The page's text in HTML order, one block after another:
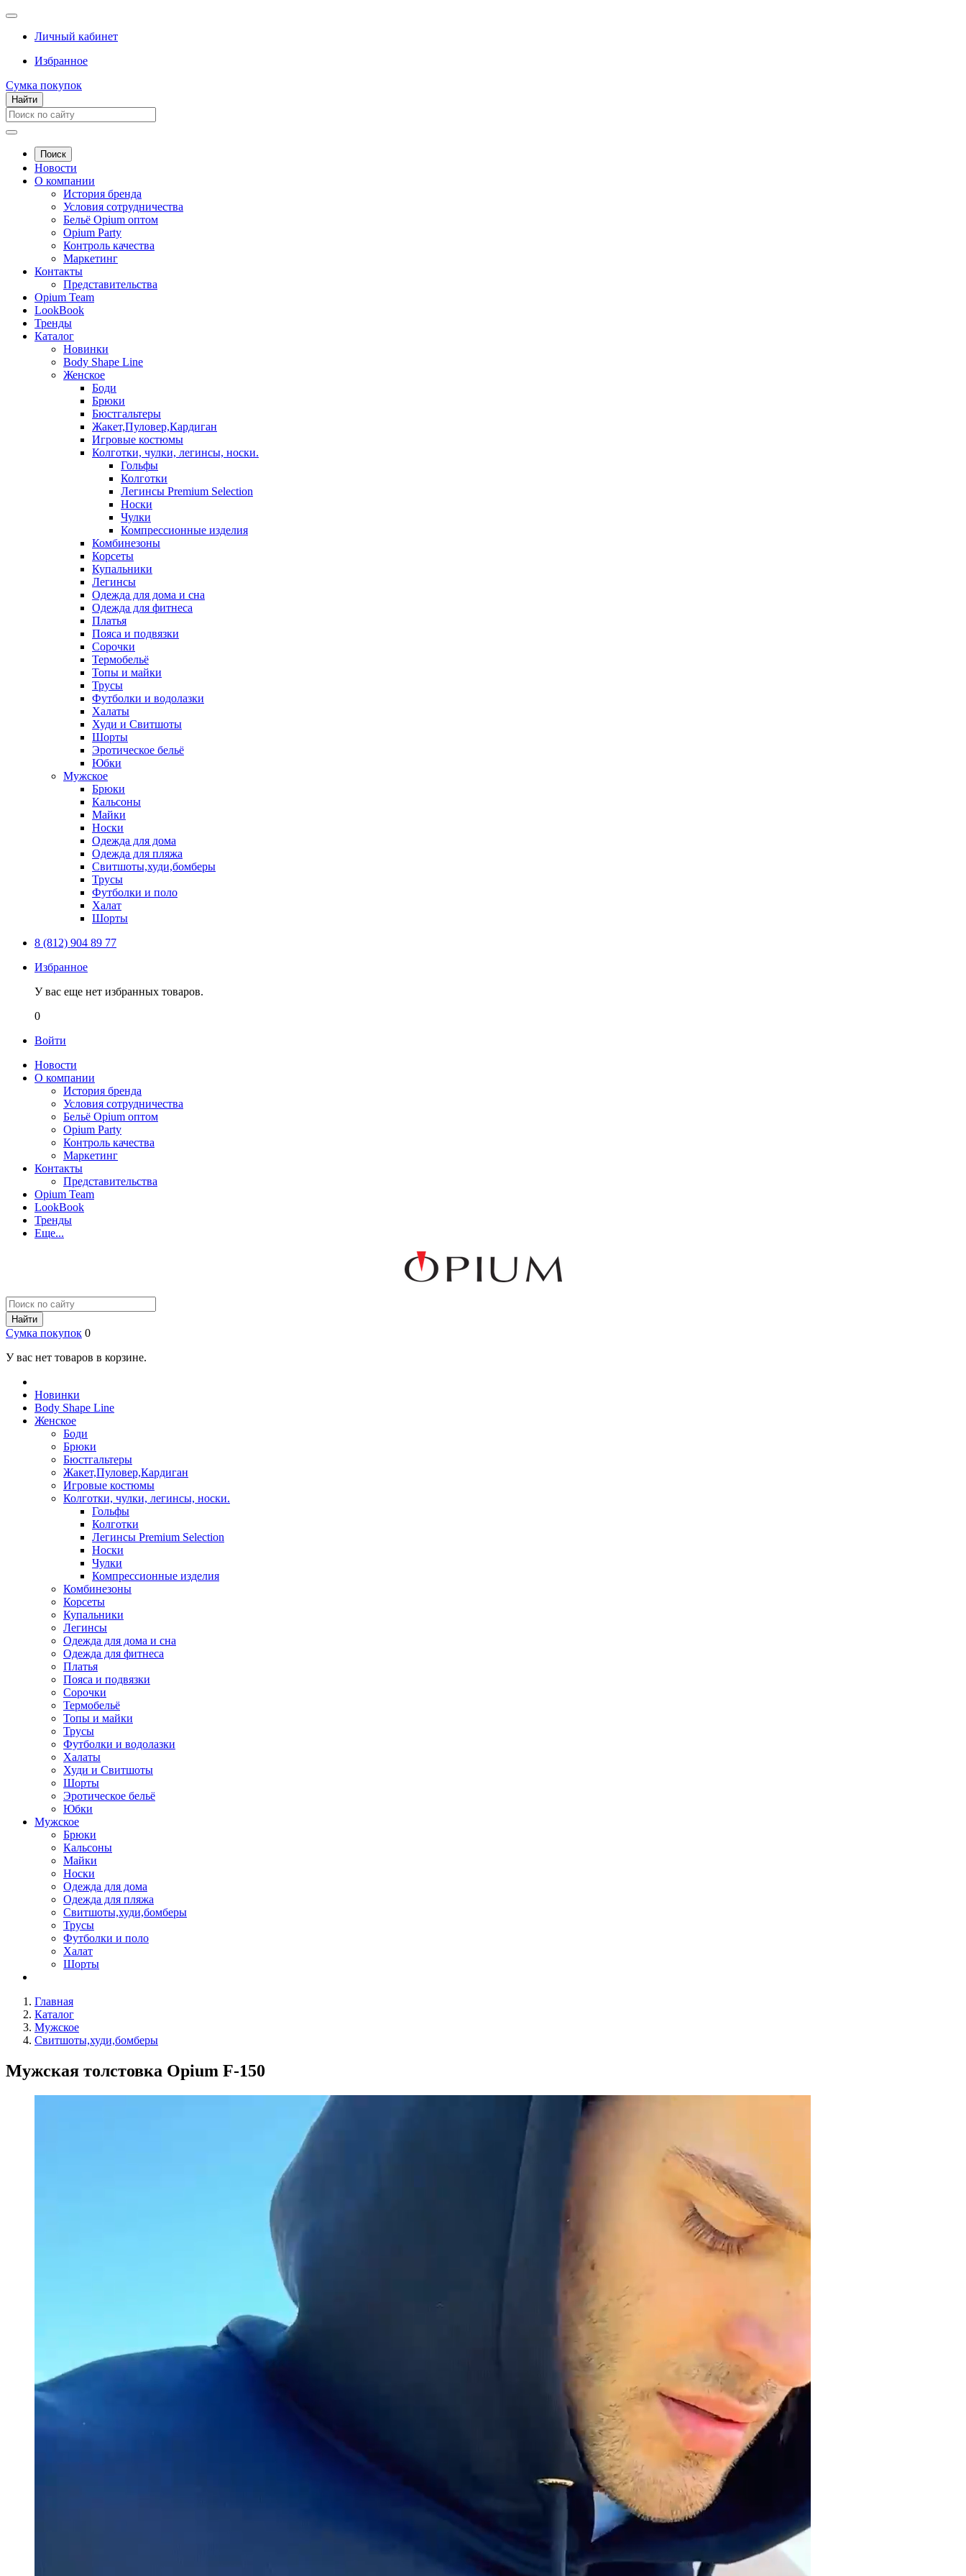
Личный кабинет
Избранное
Сумка покупок
Найти
Поиск
Новости
О компании
История бренда
Условия сотрудничества
Бельё Opium оптом
Opium Party
Контроль качества
Маркетинг
Контакты
Представительства
Opium Team
LookBook
Тренды
Каталог
Новинки
Body Shape Line
Женское
Боди
Брюки
Бюстгальтеры
Жакет,Пуловер,Кардиган
Игровые костюмы
Колготки, чулки, легинсы, носки.
Гольфы
Колготки
Легинсы Premium Selection
Носки
Чулки
Компрессионные изделия
Комбинезоны
Корсеты
Купальники
Легинсы
Одежда для дома и сна
Одежда для фитнеса
Платья
Пояса и подвязки
Сорочки
Термобельё
Топы и майки
Трусы
Футболки и водолазки
Халаты
Худи и Свитшоты
Шорты
Эротическое бельё
Юбки
Мужское
Брюки
Кальсоны
Майки
Носки
Одежда для дома
Одежда для пляжа
Свитшоты,худи,бомберы
Трусы
Футболки и поло
Халат
Шорты
8 (812) 904 89 77
Избранное
У вас еще нет избранных товаров.
0
Войти
Новости
О компании
История бренда
Условия сотрудничества
Бельё Opium оптом
Opium Party
Контроль качества
Маркетинг
Контакты
Представительства
Opium Team
LookBook
Тренды
Еще...
Найти
Сумка покупок 0
У вас нет товаров в корзине.
Новинки
Body Shape Line
Женское
Боди
Брюки
Бюстгальтеры
Жакет,Пуловер,Кардиган
Игровые костюмы
Колготки, чулки, легинсы, носки.
Гольфы
Колготки
Легинсы Premium Selection
Носки
Чулки
Компрессионные изделия
Комбинезоны
Корсеты
Купальники
Легинсы
Одежда для дома и сна
Одежда для фитнеса
Платья
Пояса и подвязки
Сорочки
Термобельё
Топы и майки
Трусы
Футболки и водолазки
Халаты
Худи и Свитшоты
Шорты
Эротическое бельё
Юбки
Мужское
Брюки
Кальсоны
Майки
Носки
Одежда для дома
Одежда для пляжа
Свитшоты,худи,бомберы
Трусы
Футболки и поло
Халат
Шорты
Главная
Каталог
Мужское
Свитшоты,худи,бомберы
Мужская толстовка Opium F-150